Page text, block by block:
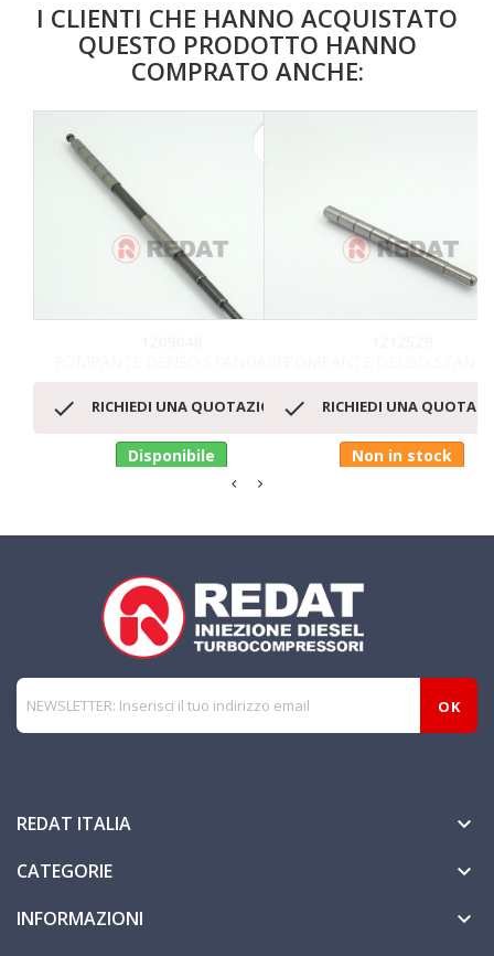
I CLIENTI CHE HANNO ACQUISTATO
QUESTO PRODOTTO HANNO
COMPRATO ANCHE:
 RICHIEDI UNA QUOTAZIONE
Disponibile
 RICHIEDI UNA
Non in stock
REDAT ITALIA 
CATEGORIE 
INFORMAZIONI 